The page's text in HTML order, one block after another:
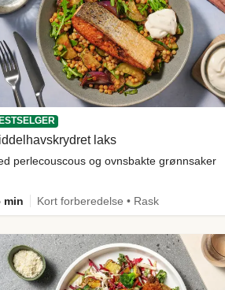
laks
perlecouscous og ovnsbakte grønnsaker
min Kort forberedelse • Rask